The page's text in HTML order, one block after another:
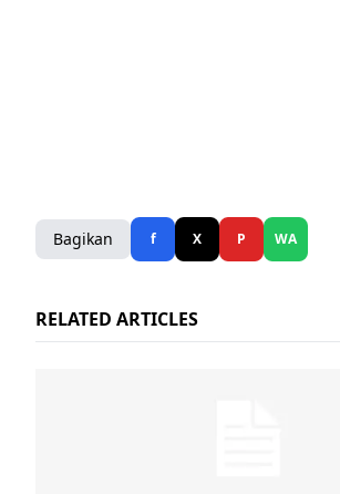
Bagikan f X P WA
RELATED ARTICLES